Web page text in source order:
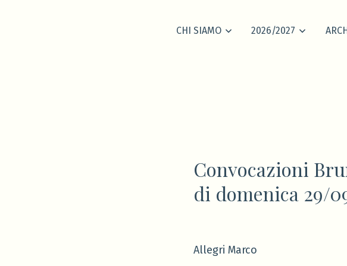
CHI SIAMO 2026/2027
Convocazioni
di domenica 29/
Allegri Marco